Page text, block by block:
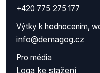
+420 775 275 177
Výtky k hodnocením,
info@demagog.cz
Pro média
Loga ke stažení